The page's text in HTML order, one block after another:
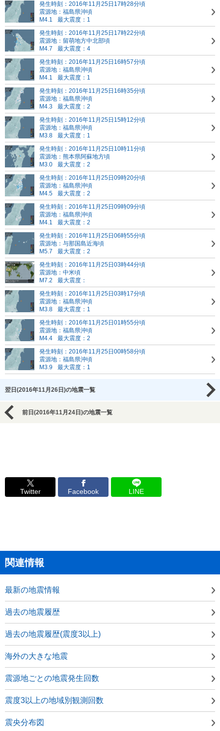
発生時刻：2016年11月25日17時28分頃
震源地：福島県沖頃
M4.1
最大震度：1
発生時刻：2016年11月25日17時22分頃
震源地：留萌地方中北部頃
M4.7
最大震度：4
発生時刻：2016年11月25日16時57分頃
震源地：福島県沖頃
M4.1
最大震度：1
発生時刻：2016年11月25日16時35分頃
震源地：福島県沖頃
M4.3
最大震度：2
発生時刻：2016年11月25日15時12分頃
震源地：福島県沖頃
M3.8
最大震度：1
発生時刻：2016年11月25日10時11分頃
震源地：熊本県阿蘇地方頃
M3.0
最大震度：2
発生時刻：2016年11月25日09時20分頃
震源地：福島県沖頃
M4.5
最大震度：2
発生時刻：2016年11月25日09時09分頃
震源地：福島県沖頃
M4.1
最大震度：2
発生時刻：2016年11月25日06時55分頃
震源地：与那国島近海頃
M5.7
最大震度：2
発生時刻：2016年11月25日03時44分頃
震源地：中米頃
M7.2
最大震度：
発生時刻：2016年11月25日03時17分頃
震源地：福島県沖頃
M3.8
最大震度：1
発生時刻：2016年11月25日01時55分頃
震源地：福島県沖頃
M4.4
最大震度：2
発生時刻：2016年11月25日00時58分頃
震源地：福島県沖頃
M3.9
最大震度：1
翌日(2016年11月26日)の地震一覧
前日(2016年11月24日)の地震一覧
Twitter Facebook LINE
関連情報
最新の地震情報
過去の地震履歴
過去の地震履歴(震度3以上)
海外の大きな地震
震源地ごとの地震発生回数
震度3以上の地域別観測回数
震央分布図